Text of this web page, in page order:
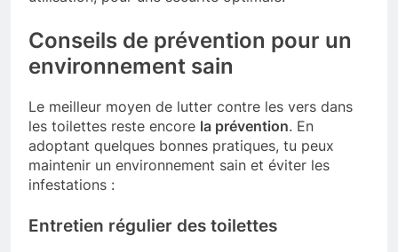
Conseils de prévention pour un
environnement sain
Le meilleur moyen de lutter contre les vers dans
les toilettes reste encore la prévention. En
adoptant quelques bonnes pratiques, tu peux
maintenir un environnement sain et éviter les
infestations :
Entretien régulier des toilettes